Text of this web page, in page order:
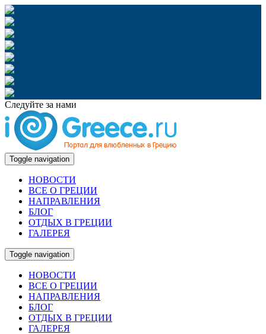
Следуйте за нами
Toggle navigation
НОВОСТИ
ВСЕ О ГРЕЦИИ
НАПРАВЛЕНИЯ
БЛОГ
ОТДЫХ В ГРЕЦИИ
ГАЛЕРЕЯ
Toggle navigation
НОВОСТИ
ВСЕ О ГРЕЦИИ
НАПРАВЛЕНИЯ
БЛОГ
ОТДЫХ В ГРЕЦИИ
ГАЛЕРЕЯ